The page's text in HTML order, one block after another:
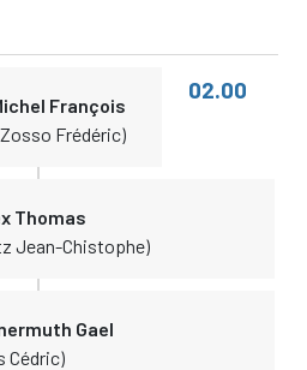
François
Frédéric)
02.00
Thomas
Jean-Chistophe)
Gael
Cédric)